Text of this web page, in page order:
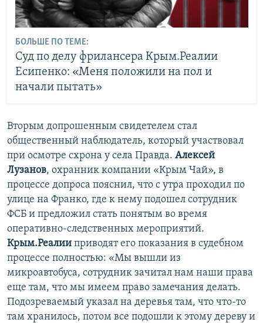
БОЛЬШЕ ПО ТЕМЕ:
Суд по делу фрилансера Крым.Реалии
Есипенко: «Меня положили на пол и
начали пытать»
Вторым допрошенным свидетелем стал
общественный наблюдатель, который участвовал
при осмотре схрона у села Правда. Алексей
Лузанов, охранник компании «Крым Чай», в
процессе допроса пояснил, что с утра проходил по
улице на Франко, где к нему подошел сотрудник
ФСБ и предложил стать понятым во время
оперативно-следственных мероприятий.
Крым.Реалии приводят его показания в судебном
процессе полностью: «Мы вышли из
микроавтобуса, сотрудник зачитал нам наши права
еще там, что мы имеем право замечания делать.
Подозреваемый указал на деревья там, что что-то
там хранилось, потом все подошли к этому дереву и